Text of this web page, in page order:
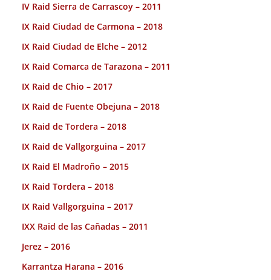
IV Raid Sierra de Carrascoy – 2011
IX Raid Ciudad de Carmona – 2018
IX Raid Ciudad de Elche – 2012
IX Raid Comarca de Tarazona – 2011
IX Raid de Chio – 2017
IX Raid de Fuente Obejuna – 2018
IX Raid de Tordera – 2018
IX Raid de Vallgorguina – 2017
IX Raid El Madroño – 2015
IX Raid Tordera – 2018
IX Raid Vallgorguina – 2017
IXX Raid de las Cañadas – 2011
Jerez – 2016
Karrantza Harana – 2016